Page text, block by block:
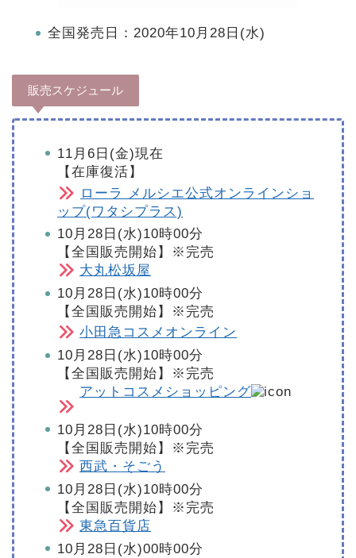
全国発売日：2020年10月28日(水)
販売スケジュール
11月6日(金)現在
【在庫復活】
ローラ メルシエ公式オンラインショ
ップ(ワタシプラス)
10月28日(水)10時00分
【全国販売開始】※完売
大丸松坂屋
10月28日(水)10時00分
【全国販売開始】※完売
小田急コスメオンライン
10月28日(水)10時00分
【全国販売開始】※完売
アットコスメショッピング
10月28日(水)10時00分
【全国販売開始】※完売
西武・そごう
10月28日(水)10時00分
【全国販売開始】※完売
東急百貨店
10月28日(水)00時00分